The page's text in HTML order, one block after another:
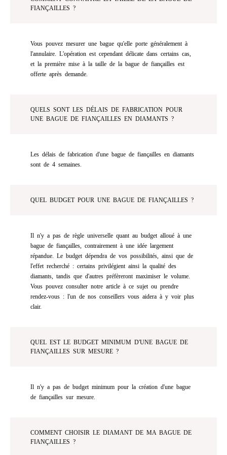
FIANÇAILLES ?
Vous pouvez mesurer une bague qu'elle porte généralement à
l'annulaire. L'opération est cependant délicate dans certains cas,
et la première mise à la taille de la bague de fiançailles est
offerte après demande.
QUELS SONT LES DÉLAIS DE FABRICATION POUR
UNE BAGUE DE FIANÇAILLES EN DIAMANTS ?
Les délais de fabrication d'une bague de fiançailles en diamants
sont de 4 semaines.
QUEL BUDGET POUR UNE BAGUE DE FIANÇAILLES ?
Il n'y a pas de règle universelle quant au budget alloué à une
bague de fiançailles, contrairement à une idée largement
répandue. Le budget dépendra de vos possibilités, ainsi que de
l'effet recherché : certains privilégient ainsi la qualité des
diamants, tandis que d'autres préfèreront maximiser le volume.
Vous pouvez consulter notre article à ce sujet ou prendre
rendez-vous : l'un de nos conseillers vous aidera à y voir plus
clair.
QUEL EST LE BUDGET MINIMUM D'UNE BAGUE DE
FIANÇAILLES SUR MESURE ?
Il n'y a pas de budget minimum pour la création d'une bague
de fiançailles sur mesure.
COMMENT CHOISIR LE DIAMANT DE MA BAGUE DE
FIANÇAILLES ?